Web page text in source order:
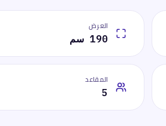
العرض
190 سم
المقاعد
5